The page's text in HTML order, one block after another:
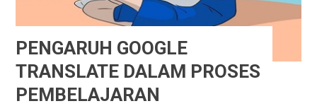
PENGARUH GOOGLE
TRANSLATE DALAM PROSES
PEMBELAJARAN